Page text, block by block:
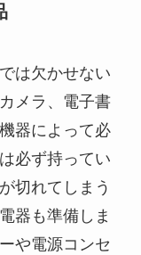
は欠かせない
メラ、電子書
器によって必
必ず持ってい
切れてしまう
器も準備しま
や電源コンセ